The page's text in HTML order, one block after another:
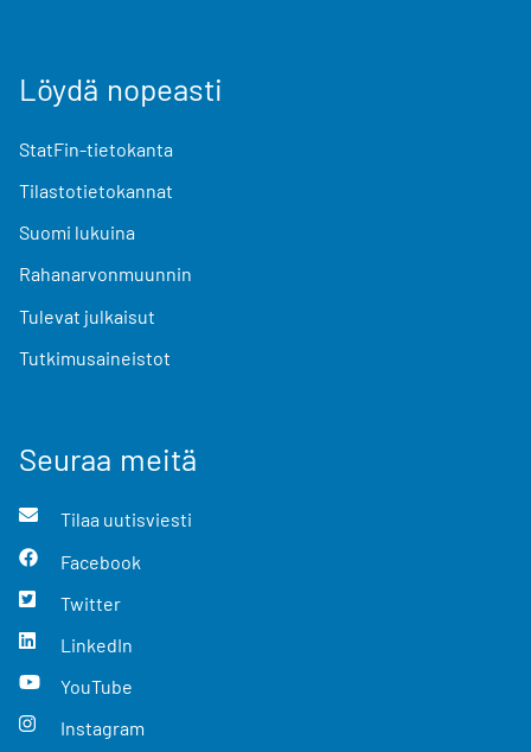
Löydä nopeasti
StatFin-tietokanta
Tilastotietokannat
Suomi lukuina
Rahanarvonmuunnin
Tulevat julkaisut
Tutkimusaineistot
Seuraa meitä
Tilaa uutisviesti
Facebook
Twitter
LinkedIn
YouTube
Instagram